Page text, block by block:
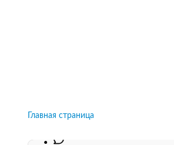
Главная страница